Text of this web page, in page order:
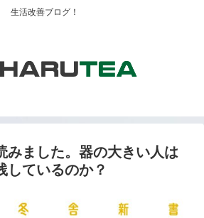
生活改善ブログ！
みました。器の大きい人は
しているのか？